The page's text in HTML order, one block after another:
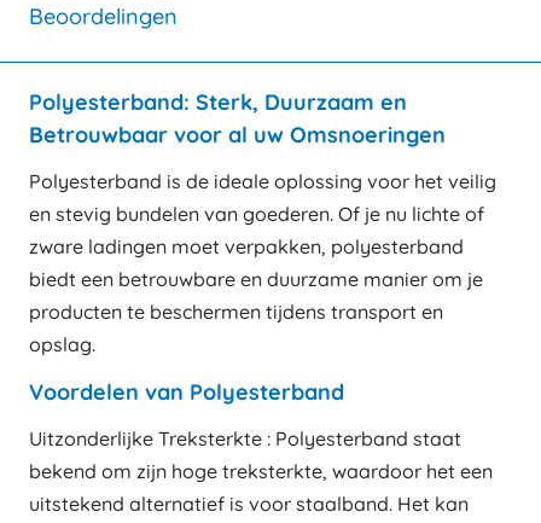
Beoordelingen
Polyesterband: Sterk, Duurzaam en
Betrouwbaar voor al uw Omsnoeringen
Polyesterband is de ideale oplossing voor het veilig
en stevig bundelen van goederen. Of je nu lichte of
zware ladingen moet verpakken, polyesterband
biedt een betrouwbare en duurzame manier om je
producten te beschermen tijdens transport en
opslag.
Voordelen van Polyesterband
Uitzonderlijke Treksterkte : Polyesterband staat
bekend om zijn hoge treksterkte, waardoor het een
uitstekend alternatief is voor staalband. Het kan